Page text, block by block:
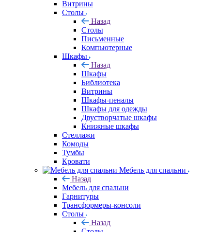
Витрины
Столы
Назад
Столы
Письменные
Компьютерные
Шкафы
Назад
Шкафы
Библиотека
Витрины
Шкафы-пеналы
Шкафы для одежды
Двустворчатые шкафы
Книжные шкафы
Стеллажи
Комоды
Тумбы
Кровати
Мебель для спальни
Назад
Мебель для спальни
Гарнитуры
Трансформеры-консоли
Столы
Назад